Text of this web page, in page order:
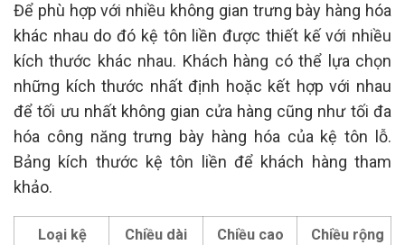
Để phù hợp với nhiều không gian trưng bày hàng hóa
khác nhau do đó kệ tôn liền được thiết kế với nhiều
kích thước khác nhau. Khách hàng có thể lựa chọn
những kích thước nhất định hoặc kết hợp với nhau
để tối ưu nhất không gian cửa hàng cũng như tối đa
hóa công năng trưng bày hàng hóa của kệ tôn lỗ.
Bảng kích thước kệ tôn liền để khách hàng tham
khảo.
Loại kệ
Chiều dài
Chiều cao
Chiều rộng